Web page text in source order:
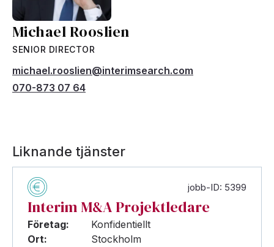
Michael Rooslien
SENIOR DIRECTOR
michael.rooslien@interimsearch.com
070-873 07 64
Liknande tjänster
jobb-ID: 5399
Interim M&A Projektledare
Företag:
Konfidentiellt
Ort:
Stockholm